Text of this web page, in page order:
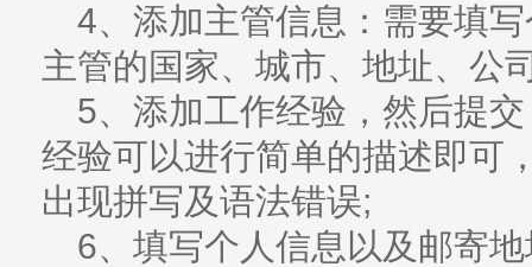
4、添加主管信息：需要填
主管的国家、城市、地址、公
5、添加工作经验，然后提
经验可以进行简单的描述即可
出现拼写及语法错误;
6、填写个人信息以及邮寄